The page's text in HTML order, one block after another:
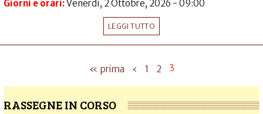
Giorni e orari:Venerdì, 2 Ottobre, 2026 - 09:00
LEGGI TUTTO
« prima ‹ 1 2 3
RASSEGNE IN CORSO